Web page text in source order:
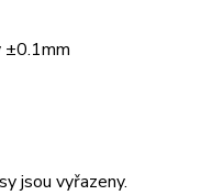
vyřazeny.